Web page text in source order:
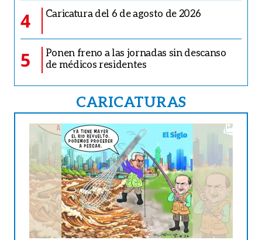
4 Caricatura del 6 de agosto de 2026
5
Ponen freno a las jornadas sin descanso
de médicos residentes
CARICATURAS